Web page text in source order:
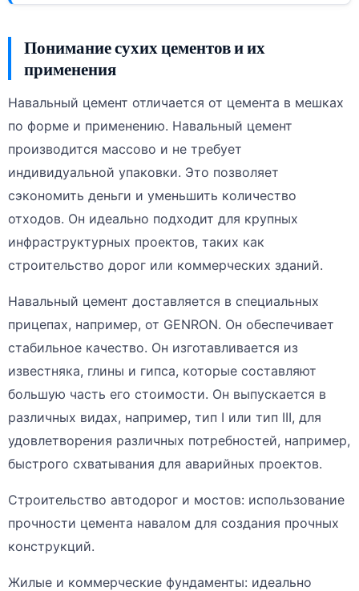
Понимание сухих цементов и их
применения
Навальный цемент отличается от цемента в мешках
по форме и применению. Навальный цемент
производится массово и не требует
индивидуальной упаковки. Это позволяет
сэкономить деньги и уменьшить количество
отходов. Он идеально подходит для крупных
инфраструктурных проектов, таких как
строительство дорог или коммерческих зданий.
Навальный цемент доставляется в специальных
прицепах, например, от GENRON. Он обеспечивает
стабильное качество. Он изготавливается из
известняка, глины и гипса, которые составляют
большую часть его стоимости. Он выпускается в
различных видах, например, тип I или тип III, для
удовлетворения различных потребностей, например,
быстрого схватывания для аварийных проектов.
Строительство автодорог и мостов: использование
прочности цемента навалом для создания прочных
конструкций.
Жилые и коммерческие фундаменты: идеально